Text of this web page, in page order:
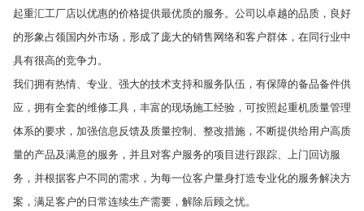
起重汇工厂店以优惠的价格提供最优质的服务。公司以卓越的品质，良好
的形象占领国内外市场，形成了庞大的销售网络和客户群体，在同行业中
具有很高的竞争力。
我们拥有热情、专业、强大的技术支持和服务队伍，有保障的备品备件供
应，拥有全套的维修工具，丰富的现场施工经验，可按照起重机质量管理
体系的要求，加强信息反馈及质量控制、整改措施，不断提供给用户高质
量的产品及满意的服务，并且对客户服务的项目进行跟踪、上门回访服
务，并根据客户不同的需求，为每一位客户量身打造专业化的服务解决方
案，满足客户的日常连续生产需要，解除后顾之忧。